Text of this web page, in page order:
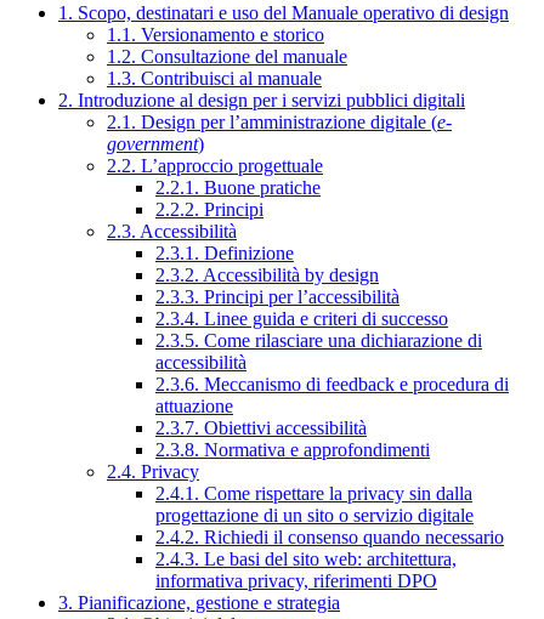
1. Scopo, destinatari e uso del Manuale operativo di design
1.1. Versionamento e storico
1.2. Consultazione del manuale
1.3. Contribuisci al manuale
2. Introduzione al design per i servizi pubblici digitali
2.1. Design per l’amministrazione digitale (e-
government)
2.2. L’approccio progettuale
2.2.1. Buone pratiche
2.2.2. Principi
2.3. Accessibilità
2.3.1. Definizione
2.3.2. Accessibilità by design
2.3.3. Principi per l’accessibilità
2.3.4. Linee guida e criteri di successo
2.3.5. Come rilasciare una dichiarazione di
accessibilità
2.3.6. Meccanismo di feedback e procedura di
attuazione
2.3.7. Obiettivi accessibilità
2.3.8. Normativa e approfondimenti
2.4. Privacy
2.4.1. Come rispettare la privacy sin dalla
progettazione di un sito o servizio digitale
2.4.2. Richiedi il consenso quando necessario
2.4.3. Le basi del sito web: architettura,
informativa privacy, riferimenti DPO
3. Pianificazione, gestione e strategia